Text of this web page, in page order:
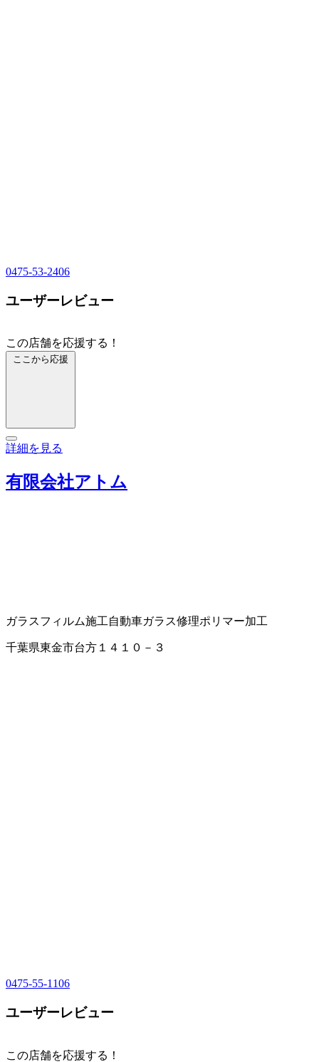
0475-53-2406
ユーザーレビュー
この店舗を応援する！
ここから応援
詳細を見る
有限会社アトム
ガラスフィルム施工自動車ガラス修理ポリマー加工
千葉県東金市台方１４１０－３
0475-55-1106
ユーザーレビュー
この店舗を応援する！